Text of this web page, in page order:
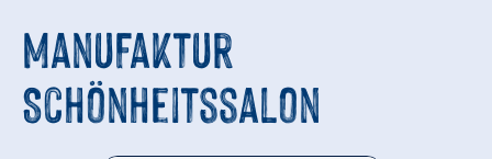
ManuFaktur
Schönheitssalon